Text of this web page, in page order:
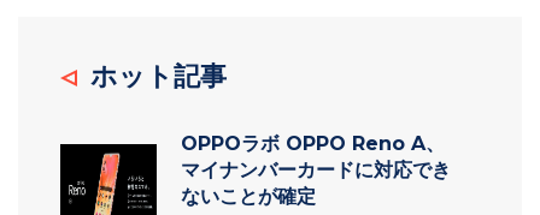
ホット記事
OPPOラボ OPPO Reno A、
マイナンバーカードに対応でき
ないことが確定